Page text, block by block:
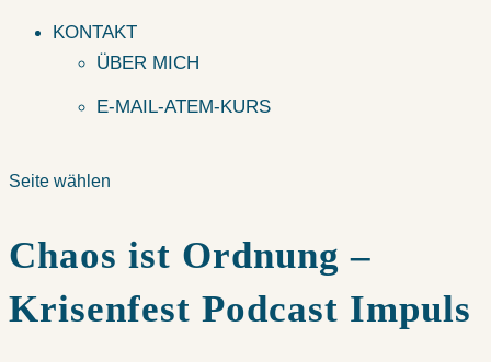
KONTAKT
ÜBER MICH
E-MAIL-ATEM-KURS
Seite wählen
Chaos ist Ordnung –
Krisenfest Podcast Impuls